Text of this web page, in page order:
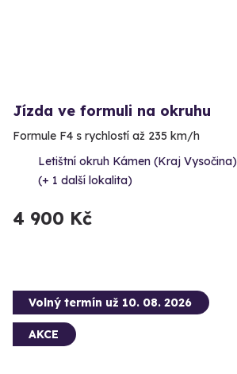
Jízda ve formuli na okruhu
Formule F4 s rychlostí až 235 km/h
Letištní okruh Kámen (Kraj Vysočina)
(+ 1 další lokalita)
4 900 Kč
Volný termín už 10. 08. 2026
AKCE